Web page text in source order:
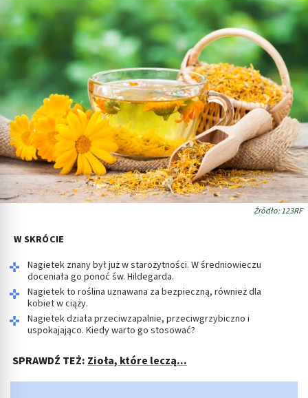
Źródło: 123RF
W SKRÓCIE
Nagietek znany był już w starożytności. W średniowieczu
doceniała go ponoć św. Hildegarda.
Nagietek to roślina uznawana za bezpieczną, również dla
kobiet w ciąży.
Nagietek działa przeciwzapalnie, przeciwgrzybiczno i
uspokajająco. Kiedy warto go stosować?
SPRAWDŹ TEŻ: Zioła, które leczą...